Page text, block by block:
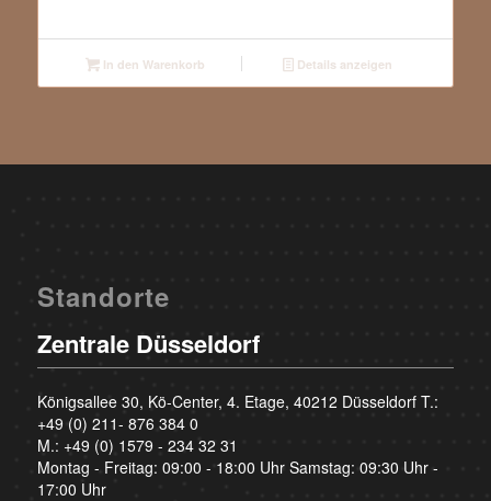
In den Warenkorb Details anzeigen
Standorte
Zentrale Düsseldorf
Königsallee 30, Kö-Center, 4. Etage, 40212 Düsseldorf T.:
+49 (0) 211- 876 384 0
M.: +49 (0) 1579 - 234 32 31
Montag - Freitag: 09:00 - 18:00 Uhr Samstag: 09:30 Uhr -
17:00 Uhr